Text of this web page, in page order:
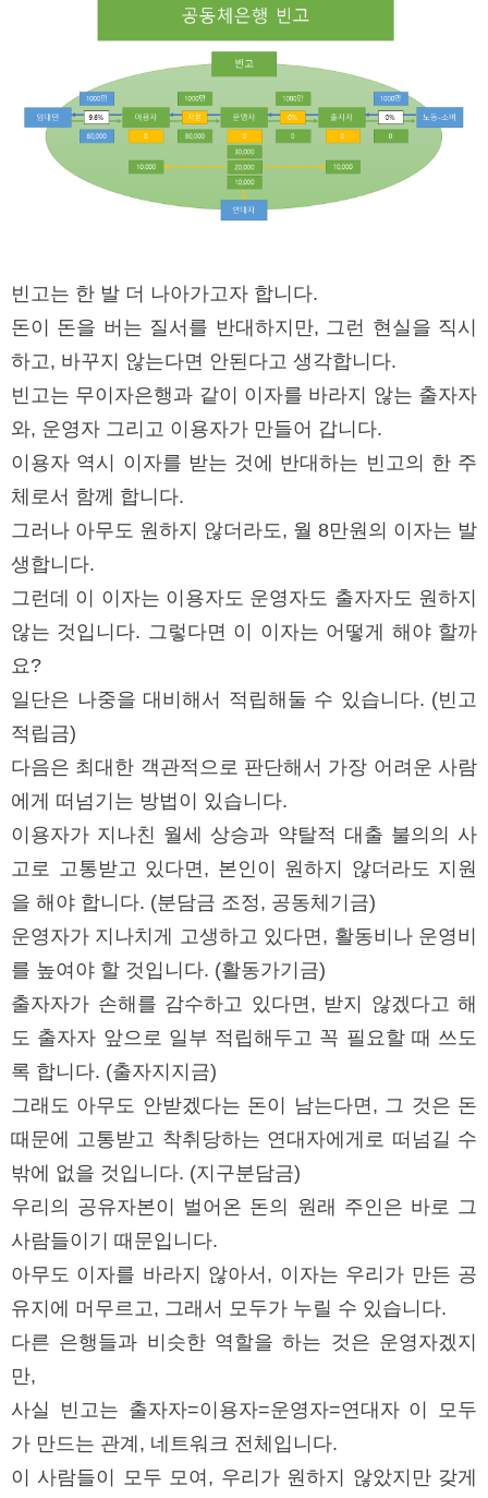
빈고는 한 발 더 나아가고자 합니다.
돈이 돈을 버는 질서를 반대하지만, 그런 현실을 직시
하고, 바꾸지 않는다면 안된다고 생각합니다.
빈고는 무이자은행과 같이 이자를 바라지 않는 출자자
와, 운영자 그리고 이용자가 만들어 갑니다.
이용자 역시 이자를 받는 것에 반대하는 빈고의 한 주
체로서 함께 합니다.
그러나 아무도 원하지 않더라도, 월 8만원의 이자는 발
생합니다.
그런데 이 이자는 이용자도 운영자도 출자자도 원하지
않는 것입니다. 그렇다면 이 이자는 어떻게 해야 할까
요?
일단은 나중을 대비해서 적립해둘 수 있습니다. (빈고
적립금)
다음은 최대한 객관적으로 판단해서 가장 어려운 사람
에게 떠넘기는 방법이 있습니다.
이용자가 지나친 월세 상승과 약탈적 대출 불의의 사
고로 고통받고 있다면, 본인이 원하지 않더라도 지원
을 해야 합니다. (분담금 조정, 공동체기금)
운영자가 지나치게 고생하고 있다면, 활동비나 운영비
를 높여야 할 것입니다. (활동가기금)
출자자가 손해를 감수하고 있다면, 받지 않겠다고 해
도 출자자 앞으로 일부 적립해두고 꼭 필요할 때 쓰도
록 합니다. (출자지지금)
그래도 아무도 안받겠다는 돈이 남는다면, 그 것은 돈
때문에 고통받고 착취당하는 연대자에게로 떠넘길 수
밖에 없을 것입니다. (지구분담금)
우리의 공유자본이 벌어온 돈의 원래 주인은 바로 그
사람들이기 때문입니다.
아무도 이자를 바라지 않아서, 이자는 우리가 만든 공
유지에 머무르고, 그래서 모두가 누릴 수 있습니다.
다른 은행들과 비슷한 역할을 하는 것은 운영자겠지
만,
사실 빈고는 출자자=이용자=운영자=연대자 이 모두
가 만드는 관계, 네트워크 전체입니다.
이 사람들이 모두 모여, 우리가 원하지 않았지만 갖게